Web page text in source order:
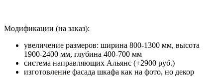
Модификации (на заказ):
увеличение размеров: ширина 800-1300 мм, высота
1900-2400 мм, глубина 400-700 мм
система направляющих Альянс (+2900 руб.)
изготовление фасада шкафа как на фото, но декор